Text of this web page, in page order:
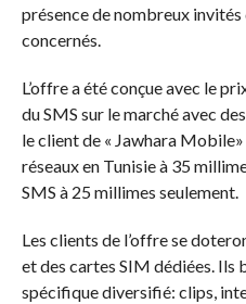
présence de nombreux
concernés.
L’offre a été conçue avec le
du SMS sur le marché avec
le client de « Jawhara
réseaux en Tunisie à 35
SMS à 25 millimes seulement.
Les clients de l’offre se
et des cartes SIM dédiées. Ils
spécifique diversifié: clips,